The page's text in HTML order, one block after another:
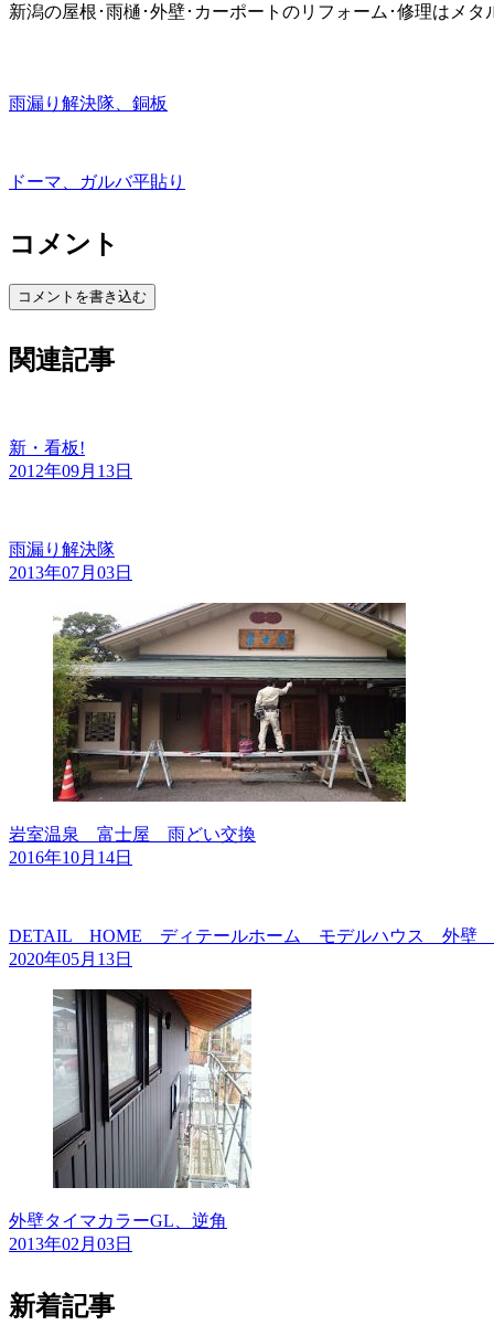
新潟の屋根･雨樋･外壁･カーポートのリフォーム･修理はメタ
雨漏り解決隊、銅板
ドーマ、ガルバ平貼り
コメント
コメントを書き込む
関連記事
新・看板!
2012年09月13日
雨漏り解決隊
2013年07月03日
岩室温泉 富士屋 雨どい交換
2016年10月14日
DETAIL HOME ディテールホーム モデルハウス 外壁
2020年05月13日
外壁タイマカラーGL、逆角
2013年02月03日
新着記事